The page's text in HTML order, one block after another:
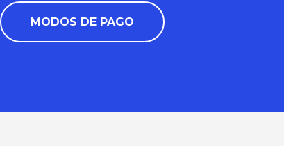
MODOS DE PAGO